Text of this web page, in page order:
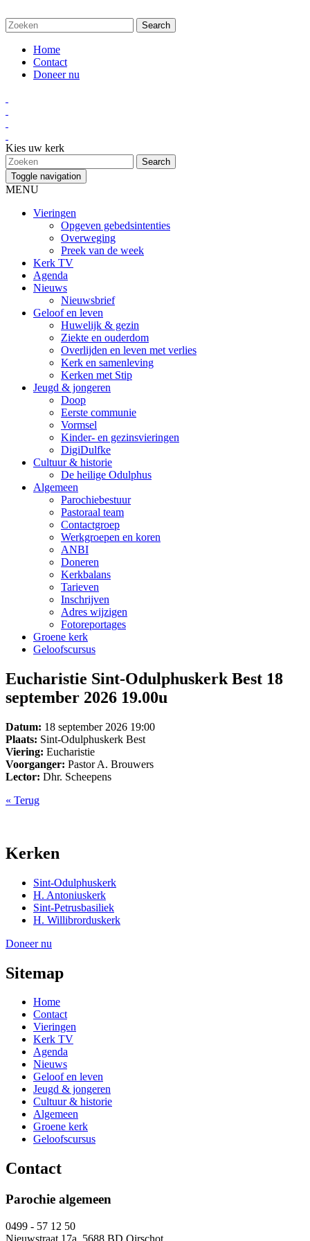
Home
Contact
Doneer nu
Kies uw kerk
Toggle navigation
MENU
Vieringen
Opgeven gebedsintenties
Overweging
Preek van de week
Kerk TV
Agenda
Nieuws
Nieuwsbrief
Geloof en leven
Huwelijk & gezin
Ziekte en ouderdom
Overlijden en leven met verlies
Kerk en samenleving
Kerken met Stip
Jeugd & jongeren
Doop
Eerste communie
Vormsel
Kinder- en gezinsvieringen
DigiDulfke
Cultuur & historie
De heilige Odulphus
Algemeen
Parochiebestuur
Pastoraal team
Contactgroep
Werkgroepen en koren
ANBI
Doneren
Kerkbalans
Tarieven
Inschrijven
Adres wijzigen
Fotoreportages
Groene kerk
Geloofscursus
Eucharistie Sint-Odulphuskerk Best 18
september 2026 19.00u
Datum: 18 september 2026 19:00
Plaats: Sint-Odulphuskerk Best
Viering: Eucharistie
Voorganger: Pastor A. Brouwers
Lector: Dhr. Scheepens
« Terug
Kerken
Sint-Odulphuskerk
H. Antoniuskerk
Sint-Petrusbasiliek
H. Willibrorduskerk
Doneer nu
Sitemap
Home
Contact
Vieringen
Kerk TV
Agenda
Nieuws
Geloof en leven
Jeugd & jongeren
Cultuur & historie
Algemeen
Groene kerk
Geloofscursus
Contact
Parochie algemeen
0499 - 57 12 50
Nieuwstraat 17a, 5688 BD Oirschot